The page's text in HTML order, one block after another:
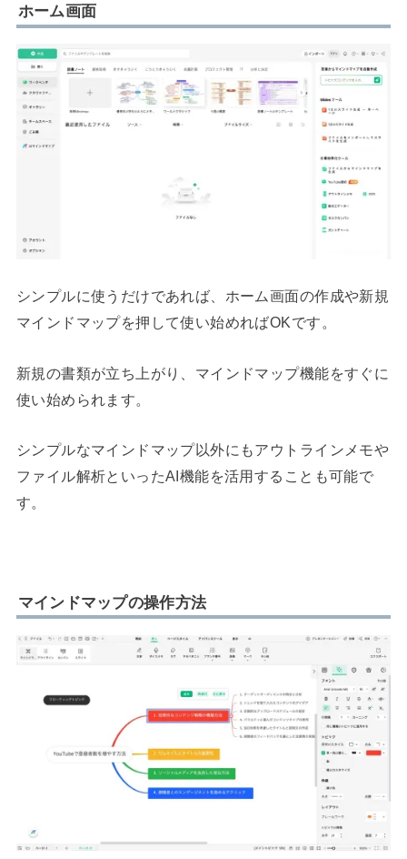
ホーム画面
シンプルに使うだけであれば、ホーム画面の作成や新規
マインドマップを押して使い始めればOKです。
新規の書類が立ち上がり、マインドマップ機能をすぐに
使い始められます。
シンプルなマインドマップ以外にもアウトラインメモや
ファイル解析といったAI機能を活用することも可能で
す。
マインドマップの操作方法